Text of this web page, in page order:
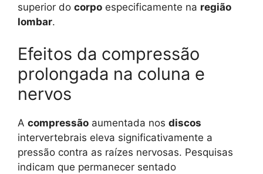
superior do corpo especificamente na região
lombar.
Efeitos da compressão
prolongada na coluna e
nervos
A compressão aumentada nos discos
intervertebrais eleva significativamente a
pressão contra as raízes nervosas. Pesquisas
indicam que permanecer sentado